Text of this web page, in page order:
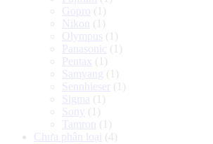
Gopro (1)
Nikon
(1)
Olympus (1)
Panasonic (1)
Pentax (1)
Samyang (1)
Sennhieser
(1)
Sigma (1)
Sony (1)
Tamron
(1)
Chưa phân loại (4)